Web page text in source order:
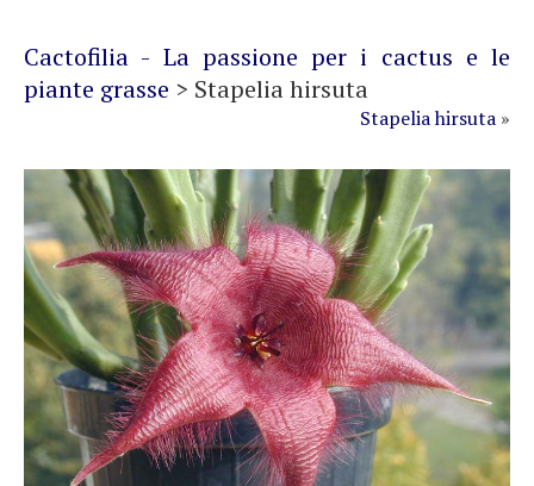
Cactofilia - La passione per i cactus e le
piante grasse > Stapelia hirsuta
Stapelia hirsuta »